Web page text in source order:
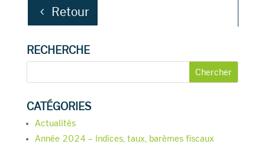
Retour
RECHERCHE
CATÉGORIES
Actualités
Année 2024 – Indices, taux, barèmes fiscaux